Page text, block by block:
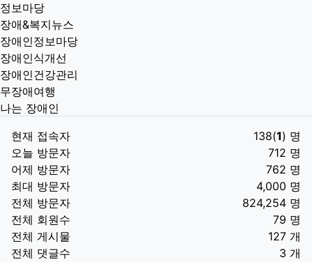
정보마당
장애&복지뉴스
장애인정보마당
장애인식개선
장애인건강관리
무장애여행
나는 장애인
현재 접속자
138(1) 명
오늘 방문자
712 명
어제 방문자
762 명
최대 방문자
4,000 명
전체 방문자
824,254 명
전체 회원수
79 명
전체 게시물
127 개
전체 댓글수
3 개